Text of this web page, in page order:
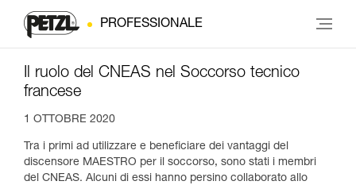
PROFESSIONALE
Il ruolo del CNEAS nel Soccorso tecnico
francese
1 OTTOBRE 2020
Tra i primi ad utilizzare e beneficiare dei vantaggi del
discensore MAESTRO per il soccorso, sono stati i membri
del CNEAS. Alcuni di essi hanno persino collaborato allo